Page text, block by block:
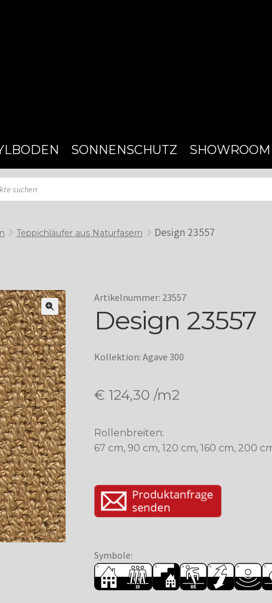
SONNENSCHUTZ SHOWROOM
Teppichläufer aus Naturfasern Design 23557
Artikelnummer: 23557
Design 23557
Kollektion: Agave 300
€ 124,30 /m2
Rollenbreiten:
67 cm, 90 cm, 120 cm, 160 cm, 200
Symbole: